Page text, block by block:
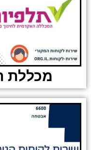
מכללת